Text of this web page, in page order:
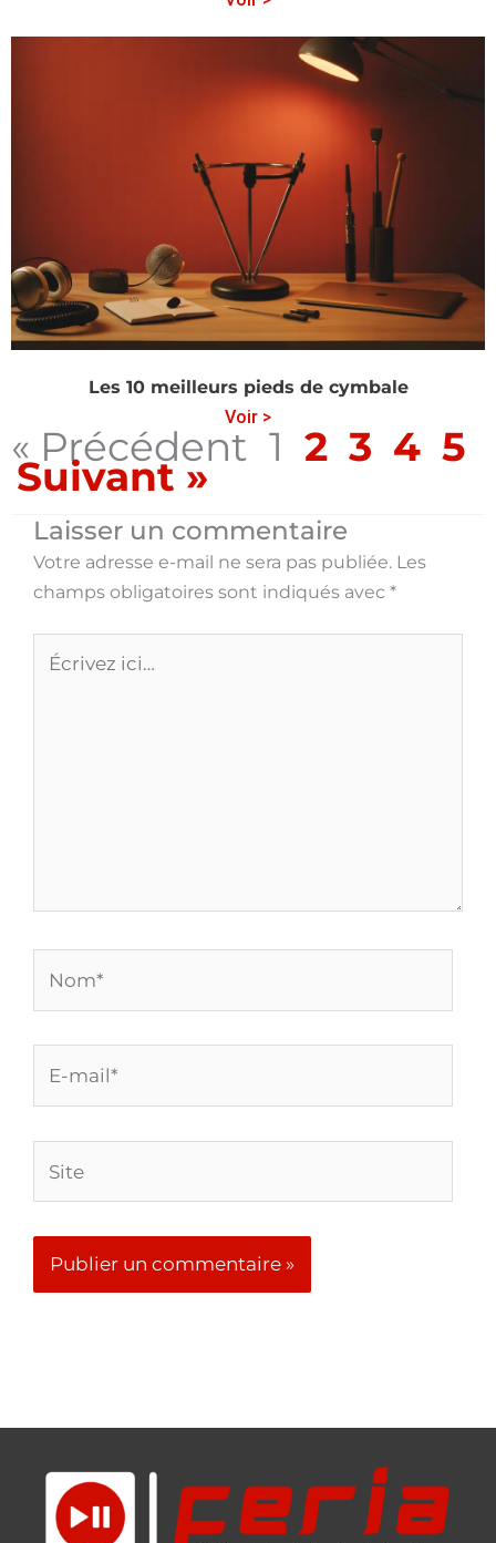
Les 10 meilleurs pieds de cymbale
Voir >
« Précédent 1 2 3 4 5
Suivant »
Laisser un commentaire
Votre adresse e-mail ne sera pas publiée. Les
champs obligatoires sont indiqués avec *
ici…
mail*